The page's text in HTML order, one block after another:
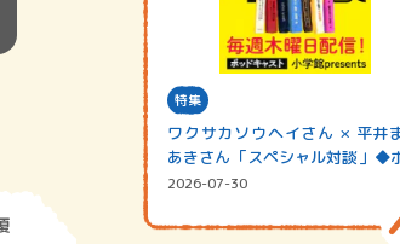
特集
ワクサカソウヘイさん × 平井
あきさん「スペシャル対談」◆
ドキャスト…
2026-07-30